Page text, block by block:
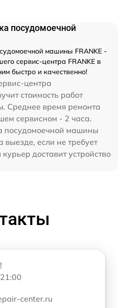
посудомоечной
машины FRANKE -
сервис-центра FRANKE в
быстро и качественно!
центра
стоимость работ
Среднее время ремонта
сервисном - 2 часа.
посудомоечной машины
выезде, если не требует
доставит устройство
center.ru